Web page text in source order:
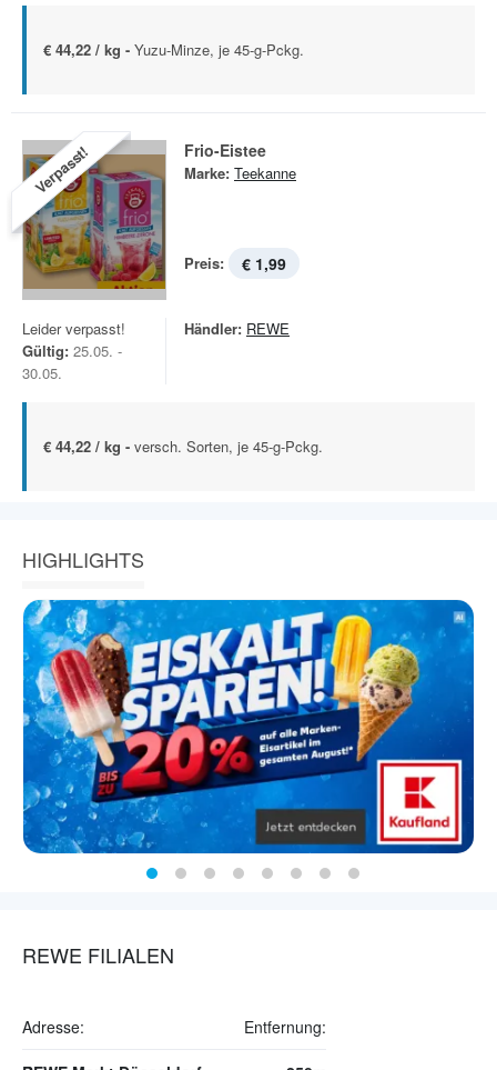
€ 44,22 / kg - Yuzu-Minze, je 45-g-Pckg.
Verpasst! Frio-Eistee
Marke: Teekanne
Preis: € 1,99
Leider verpasst!
Gültig: 25.05. -
30.05.
Händler: REWE
€ 44,22 / kg - versch. Sorten, je 45-g-Pckg.
HIGHLIGHTS
REWE FILIALEN
Adresse: Entfernung: